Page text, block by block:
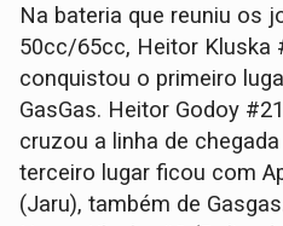
Na bateria que reuniu os
50cc/65cc, Heitor Kluska
conquistou o primeiro
GasGas. Heitor Godoy
cruzou a linha de
terceiro lugar ficou com
(Jaru), também de